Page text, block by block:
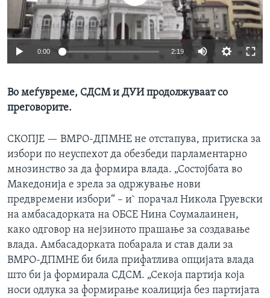
ИНТЕРВЈУА
Јазици
0:00 2:19
Во меѓувреме, СДСМ и ДУИ продолжуваат со
преговорите.
СКОПЈЕ — ВМРО-ДПМНЕ не отстапува, притиска за
избори по неуспехот да обезбеди парламентарно
мнозинство за да формира влада. „Состојбата во
Македонија е зрела за одржување нови
предвремени избори“ – и` порачал Никола Груевски
на амбасадорката на ОБСЕ Нина Соумалаинен,
како одговор на нејзиното прашање за создавање
влада. Aмбасадорката побарала и став дали за
ВМРО-ДПМНЕ би била прифатлива опцијата влада
што би ја формирала СДСМ. „Секоја партија која
носи одлука за формирање коалиција без партијата